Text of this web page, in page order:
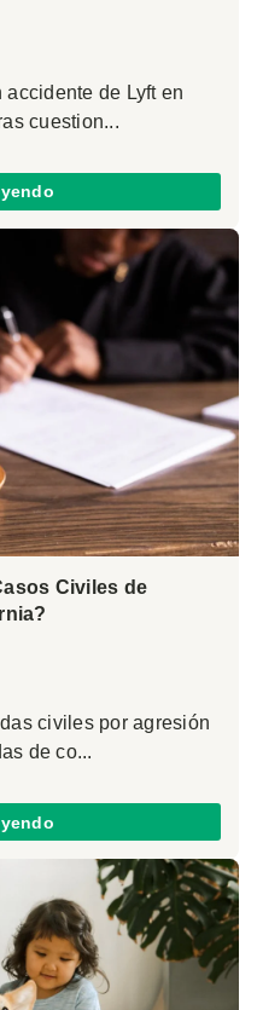
de Lyft en
cuestion...
Civiles de
civiles por agresión
de co...